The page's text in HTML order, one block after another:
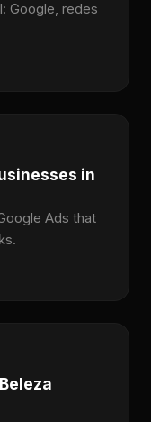
Google, redes
in
Ads that